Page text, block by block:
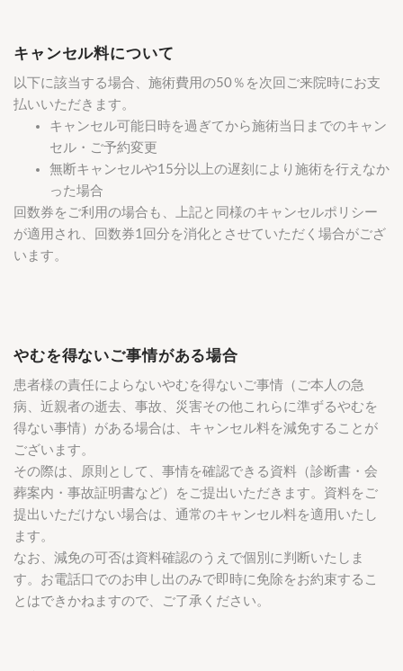
キャンセル料について
以下に該当する場合、施術費用の50％を次回ご来院時にお支
払いいただきます。
キャンセル可能日時を過ぎてから施術当日までのキャン
セル・ご予約変更
無断キャンセルや15分以上の遅刻により施術を行えなか
った場合
回数券をご利用の場合も、上記と同様のキャンセルポリシー
が適用され、回数券1回分を消化とさせていただく場合がござ
います。
やむを得ないご事情がある場合
患者様の責任によらないやむを得ないご事情（ご本人の急
病、近親者の逝去、事故、災害その他これらに準ずるやむを
得ない事情）がある場合は、キャンセル料を減免することが
ございます。
その際は、原則として、事情を確認できる資料（診断書・会
葬案内・事故証明書など）をご提出いただきます。資料をご
提出いただけない場合は、通常のキャンセル料を適用いたし
ます。
なお、減免の可否は資料確認のうえで個別に判断いたしま
す。お電話口でのお申し出のみで即時に免除をお約束するこ
とはできかねますので、ご了承ください。